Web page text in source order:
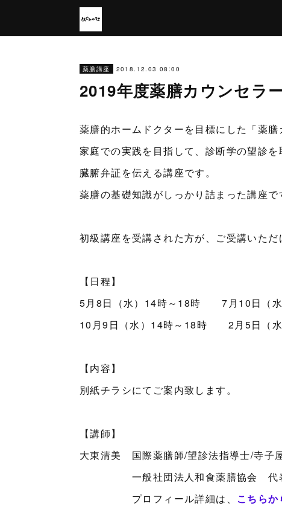
薬膳講座 2018.12.03 08:00
2019年度薬膳カウンセラ
薬膳的ホームドクターを目標にした「薬膳
家庭での実践を目指して、診断学の望診を
臓腑弁証を伝える講座です。
薬膳の基礎知識がしっかり詰まった講座で
初級講座を受講された方が、ご受講いただ
【日程】
5月8日（水）14時～18時 7月10日（水
10月9日（水）14時～18時 2月5日（水
【内容】
別紙チラシにてご案内致します。
【講師】
大東清美 国際薬膳師/望診法指導士/寺子
一般社団法人和食薬膳協会 代
プロフィール詳細は、 こちらか